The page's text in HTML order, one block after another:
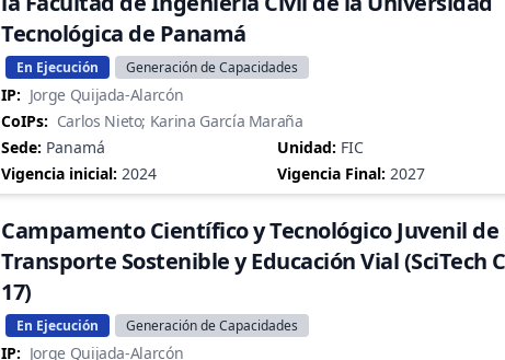
Tecnológica de Panamá
En Ejecución Generación de Capacidades
IP: Jorge Quijada-Alarcón
CoIPs: Carlos Nieto; Karina García Maraña
Sede: Panamá Unidad: FIC
Vigencia inicial: 2024 Vigencia Final: 2027
Campamento Científico y Tecnológico Juvenil de
Transporte Sostenible y Educación Vial (SciTech
17)
En Ejecución Generación de Capacidades
IP: Jorge Quijada-Alarcón